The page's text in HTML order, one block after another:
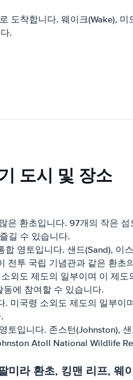
도착합니다. 웨이크(Wake),
.
도시 및 장소
환초입니다. 97개의 작은
길 수 있습니다.
영토입니다. 샌드(Sand),
투 국립 기념관과 같은 환
외도 제도의 일부이며 이 제
에 참여할 수 있습니다.
미국령 소외도 제도의 일부
입니다. 존스턴(Johnston),
Atoll National Wildlife
라 환초, 킹맨 리프,